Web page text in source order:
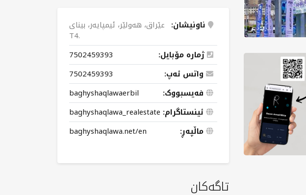
ناونیشان: عێراق، هەولێر، ئیمپایەر، بینای
T4.
ژمارە مۆبایل:
7502459393
واتس ئەپ:
7502459393
فەیسبووک:
baghyshaqlawaerbil
ئینستاگرام: baghyshaqlawa_realestate
ماڵپەڕ:
baghyshaqlawa.net/en
تاگەکان